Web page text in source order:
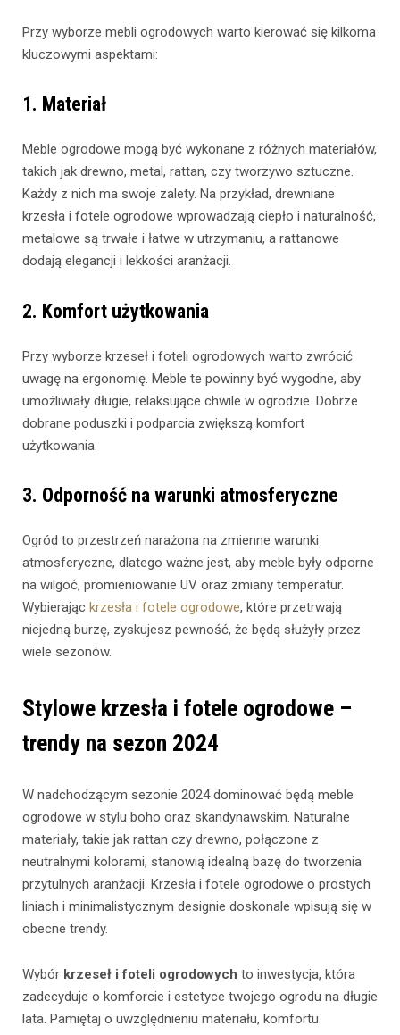
Przy wyborze mebli ogrodowych warto kierować się kilkoma
kluczowymi aspektami:
1. Materiał
Meble ogrodowe mogą być wykonane z różnych materiałów,
takich jak drewno, metal, rattan, czy tworzywo sztuczne.
Każdy z nich ma swoje zalety. Na przykład, drewniane
krzesła i fotele ogrodowe wprowadzają ciepło i naturalność,
metalowe są trwałe i łatwe w utrzymaniu, a rattanowe
dodają elegancji i lekkości aranżacji.
2. Komfort użytkowania
Przy wyborze krzeseł i foteli ogrodowych warto zwrócić
uwagę na ergonomię. Meble te powinny być wygodne, aby
umożliwiały długie, relaksujące chwile w ogrodzie. Dobrze
dobrane poduszki i podparcia zwiększą komfort
użytkowania.
3. Odporność na warunki atmosferyczne
Ogród to przestrzeń narażona na zmienne warunki
atmosferyczne, dlatego ważne jest, aby meble były odporne
na wilgoć, promieniowanie UV oraz zmiany temperatur.
Wybierając krzesła i fotele ogrodowe, które przetrwają
niejedną burzę, zyskujesz pewność, że będą służyły przez
wiele sezonów.
Stylowe krzesła i fotele ogrodowe –
trendy na sezon 2024
W nadchodzącym sezonie 2024 dominować będą meble
ogrodowe w stylu boho oraz skandynawskim. Naturalne
materiały, takie jak rattan czy drewno, połączone z
neutralnymi kolorami, stanowią idealną bazę do tworzenia
przytulnych aranżacji. Krzesła i fotele ogrodowe o prostych
liniach i minimalistycznym designie doskonale wpisują się w
obecne trendy.
Wybór krzeseł i foteli ogrodowych to inwestycja, która
zadecyduje o komforcie i estetyce twojego ogrodu na długie
lata. Pamiętaj o uwzględnieniu materiału, komfortu